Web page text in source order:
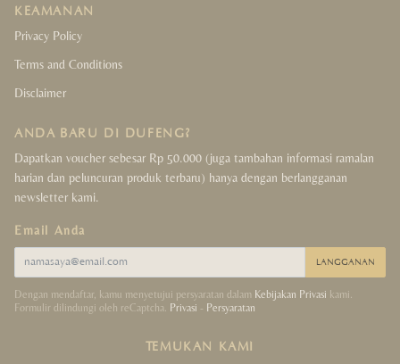
Decor Collection
Strings Collection
Lucky Coins Collection
KEAMANAN
Privacy Policy
Terms and Conditions
Disclaimer
ANDA BARU DI DUFENG?
Dapatkan voucher sebesar Rp 50.000 (juga tambahan informasi ramalan
harian dan peluncuran produk terbaru) hanya dengan berlangganan
newsletter kami.
Email Anda
LANGGANAN
Dengan mendaftar, kamu menyetujui persyaratan dalam Kebijakan Privasi kami.
Formulir dilindungi oleh reCaptcha. Privasi - Persyaratan
TEMUKAN KAMI